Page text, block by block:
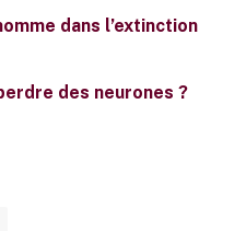
dans l’extinction
des neurones ?